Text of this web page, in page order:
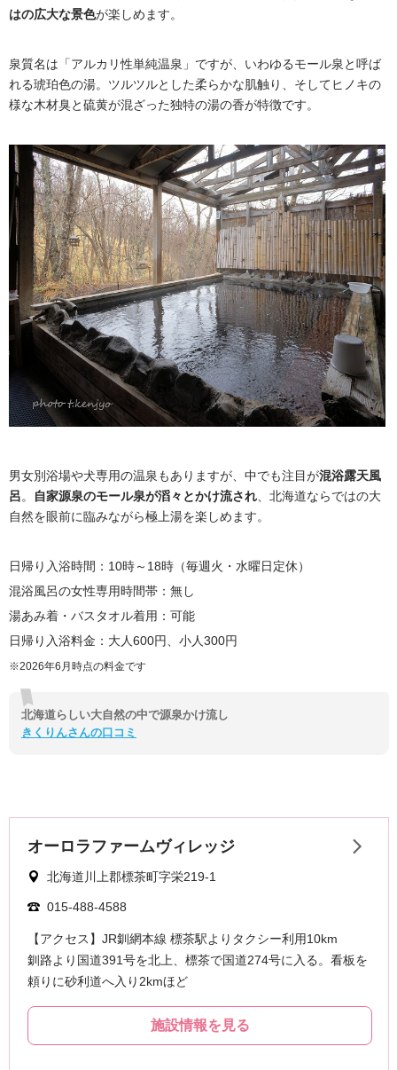
はの広大な景色が楽しめます。
泉質名は「アルカリ性単純温泉」ですが、いわゆるモール泉と呼ば
れる琥珀色の湯。ツルツルとした柔らかな肌触り、そしてヒノキの
様な木材臭と硫黄が混ざった独特の湯の香が特徴です。
男女別浴場や犬専用の温泉もありますが、中でも注目が混浴露天風
呂。 自家源泉のモール泉が滔々とかけ流され、北海道ならではの大
自然を眼前に臨みながら極上湯を楽しめます。
日帰り入浴時間：10時～18時（毎週火・水曜日定休）
混浴風呂の女性専用時間帯：無し
湯あみ着・バスタオル着用：可能
日帰り入浴料金：大人600円、小人300円
※2026年6月時点の料金です
北海道らしい大自然の中で源泉かけ流し
きくりんさんの口コミ